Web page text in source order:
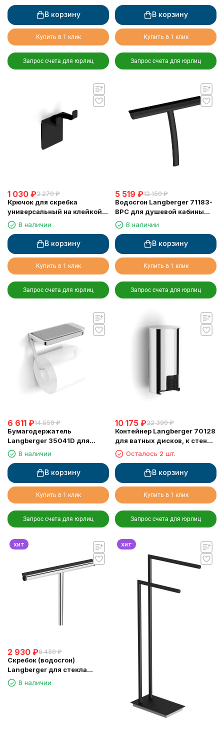
В корзину
Купить в 1 клик
Запрос счета для юрлиц
В корзину
Купить в 1 клик
Запрос счета для юрлиц
1 030 ₽2 270 ₽
Крючок для скребка
универсальный на клейкой
основе LANGBERGER 75183-
10-00-BPC черный
В наличии
В корзину
Купить в 1 клик
Запрос счета для юрлиц
5 519 ₽12 150 ₽
Водосгон Langberger 71183-
BPC для душевой кабины
черныйВ наличии
В корзину
Купить в 1 клик
Запрос счета для юрлиц
6 611 ₽14 550 ₽
Бумагодержатель
Langberger 35041D для
туалетной бумаги с
прорезиненной полкой хром
В наличии
В корзину
Купить в 1 клик
Запрос счета для юрлиц
10 175 ₽22 390 ₽
Контейнер Langberger 70128
для ватных дисков, к стене,
хромОсталось 2 шт.
В корзину
Купить в 1 клик
Запрос счета для юрлиц
хит
2 930 ₽6 450 ₽
Скребок (водосгон)
Langberger для стекла
зеркала хром (74183)
В наличии
хит